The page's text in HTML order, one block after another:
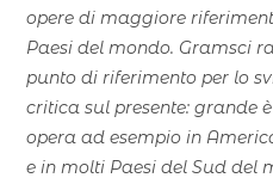
opere di maggiore
Paesi del mondo. Gramsci
punto di riferimento per lo
critica sul presente: grande
opera ad esempio in
e in molti Paesi del Sud del